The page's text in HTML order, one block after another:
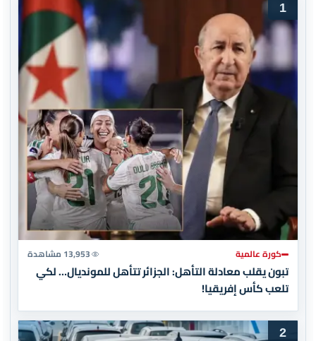
1
كورة عالمية 13,953 مشاهدة
تبون يقلب معادلة التأهل: الجزائر تتأهل للمونديال… لكي
تلعب كأس إفريقيا!
2